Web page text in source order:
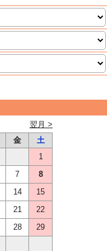
翌月 >
金
土
1
7
8
14
15
21
22
28
29